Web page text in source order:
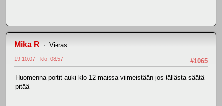
Mika R Vieras
#1065
19.10.07 - klo: 08.57
Huomenna portit auki klo 12 maissa viimeistään jos tällästa säätä
pitää